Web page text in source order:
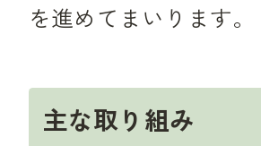
を進めてまいります。
主な取り組み